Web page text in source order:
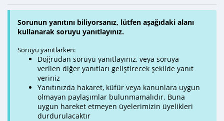
Sorunun yanıtını biliyorsanız, lütfen aşağıdaki alanı
kullanarak soruyu yanıtlayınız.
Soruyu yanıtlarken:
Doğrudan soruyu yanıtlayınız, veya soruya
verilen diğer yanıtları geliştirecek şekilde yanıt
veriniz
Yanıtınızda hakaret, küfür veya kanunlara uygun
olmayan paylaşımlar bulunmamalıdır. Buna
uygun hareket etmeyen üyelerimizin üyelikleri
durdurulacaktır